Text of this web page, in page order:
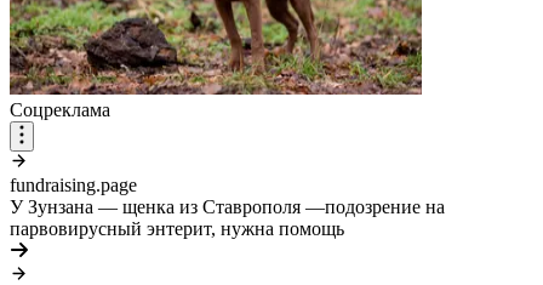
Соцреклама
fundraising.page
У Зунзана — щенка из Ставрополя —подозрение на
парвовирусный энтерит, нужна помощь